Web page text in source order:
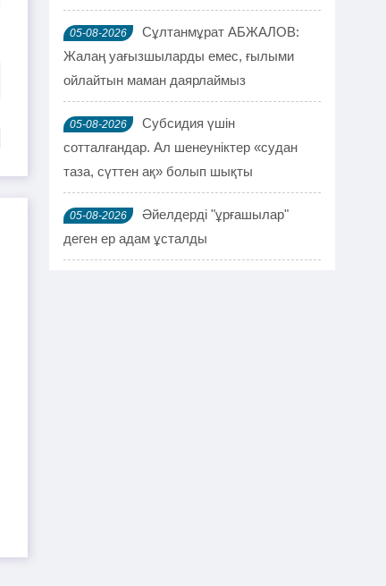
05-08-2026
Сұлтанмұрат АБЖАЛОВ:
Жалаң уағызшыларды емес, ғылыми
ойлайтын маман даярлаймыз
05-08-2026
Субсидия үшін
сотталғандар. Ал шенеуніктер «судан
таза, сүттен ақ» болып шықты
05-08-2026
Әйелдерді "ұрғашылар"
деген ер адам ұсталды